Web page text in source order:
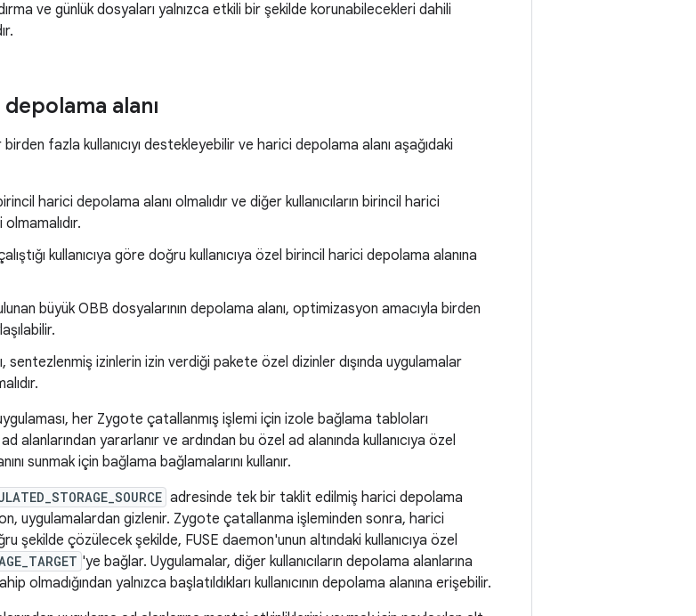
ve günlük dosyaları yalnızca etkili bir şekilde korunabilecekleri dahili
alanı
fazla kullanıcıyı destekleyebilir ve harici depolama alanı aşağıdaki
harici depolama alanı olmalıdır ve diğer kullanıcıların birincil harici
kullanıcıya göre doğru kullanıcıya özel birincil harici depolama alanına
büyük OBB dosyalarının depolama alanı, optimizasyon amacıyla birden
sentezlenmiş izinlerin izin verdiği pakete özel dizinler dışında uygulamalar
her Zygote çatallanmış işlemi için izole bağlama tabloları
alanlarından yararlanır ve ardından bu özel ad alanında kullanıcıya özel
sunmak için bağlama bağlamalarını kullanır.
adresinde tek bir taklit edilmiş harici depolama
uygulamalardan gizlenir. Zygote çatallanma işleminden sonra, harici
şekilde çözülecek şekilde, FUSE daemon'unun altındaki kullanıcıya özel
'ye bağlar. Uygulamalar, diğer kullanıcıların depolama alanlarına
olmadığından yalnızca başlatıldıkları kullanıcının depolama alanına erişebilir.